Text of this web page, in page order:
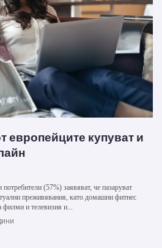
европейците купуват и
(57%) заявяват, че пазаруват
преживявания, като домашни фитнес
филми и телевизия и...